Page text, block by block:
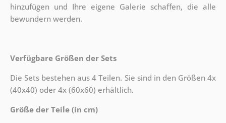
hinzufügen und Ihre eigene Galerie schaffen, die alle
bewundern werden.
Verfügbare Größen der Sets
Die Sets bestehen aus 4 Teilen. Sie sind in den Größen 4x
(40x40) oder 4x (60x60) erhältlich.
Größe der Teile (in cm)